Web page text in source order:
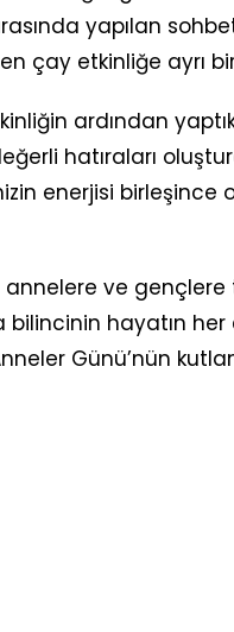
yapılan
çay etkinliğe ayrı bir
ardından
hatıraları
enerjisi birleşince
annelere ve
hayatın
Günü’nün